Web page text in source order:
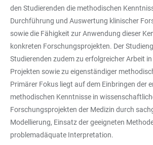
den Studierenden die methodischen
Durchführung und Auswertung klinischer
sowie die Fähigkeit zur Anwendung dieser
konkreten Forschungsprojekten. Der
Studierenden zudem zu erfolgreicher Arbeit
Projekten sowie zu eigenständiger
Primärer Fokus liegt auf dem Einbringen der
methodischen Kenntnisse in
Forschungsprojekten der Medizin durch
Modellierung, Einsatz der geeigneten
problemadäquate Interpretation.